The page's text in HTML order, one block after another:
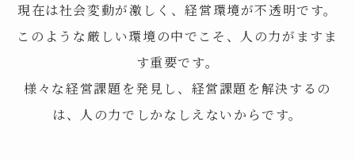
現在は社会変動が激しく、経営環境が不透明です。
このような厳しい環境の中でこそ、人の力がますま
す重要です。
様々な経営課題を発見し、経営課題を解決するの
は、人の力でしかなしえないからです。